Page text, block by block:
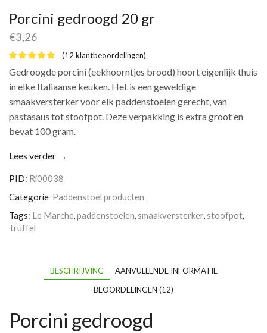
Porcini gedroogd 20 gr
€3,26
(12 klantbeoordelingen)
Gedroogde porcini (eekhoorntjes brood) hoort eigenlijk thuis
in elke Italiaanse keuken. Het is een geweldige
smaakversterker voor elk paddenstoelen gerecht, van
pastasaus tot stoofpot. Deze verpakking is extra groot en
bevat 100 gram.
Lees verder →
PID: Ri00038
Categorie Paddenstoel producten
Tags: Le Marche,paddenstoelen,smaakversterker,stoofpot,
truffel
BESCHRIJVING
AANVULLENDE INFORMATIE
BEOORDELINGEN (12)
Porcini gedroogd